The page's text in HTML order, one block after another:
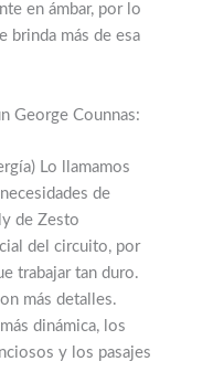
en ámbar, por lo
brinda más de esa
George Counnas:
Lo llamamos
de
de Zesto
del circuito, por
trabajar tan duro.
más detalles.
dinámica, los
y los pasajes